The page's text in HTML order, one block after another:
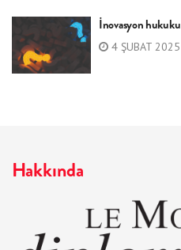
İnovasyon hukuku
4 ŞUBAT 2025
Hakkında